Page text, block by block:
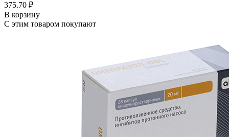
375.70 ₽
В корзину
С этим товаром покупают